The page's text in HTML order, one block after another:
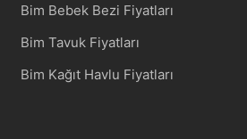
Bim Bebek Bezi Fiyatları
Bim Tavuk Fiyatları
Bim Kağıt Havlu Fiyatları